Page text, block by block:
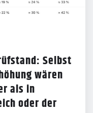
Selbst
wären
als in
oder der